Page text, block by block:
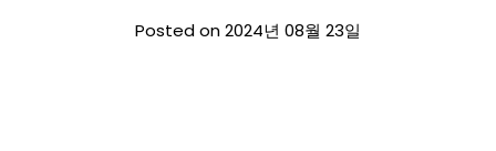
Posted on 2024년 08월 23일